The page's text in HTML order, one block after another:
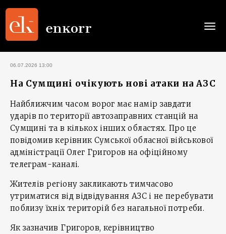
06.07.2026 13:00
На Сумщині очікують нові атаки на АЗС
Найближчим часом ворог має намір завдати
ударів по території автозаправних станцій на
Сумщині та в кількох інших областях. Про це
повідомив керівник Сумської обласної військової
адміністрації Олег Григоров на офіційному
телеграм-каналі.
Жителів регіону закликають тимчасово
утриматися від відвідування АЗС і не перебувати
поблизу їхніх територій без нагальної потреби.
Як зазначив Григоров, керівництво